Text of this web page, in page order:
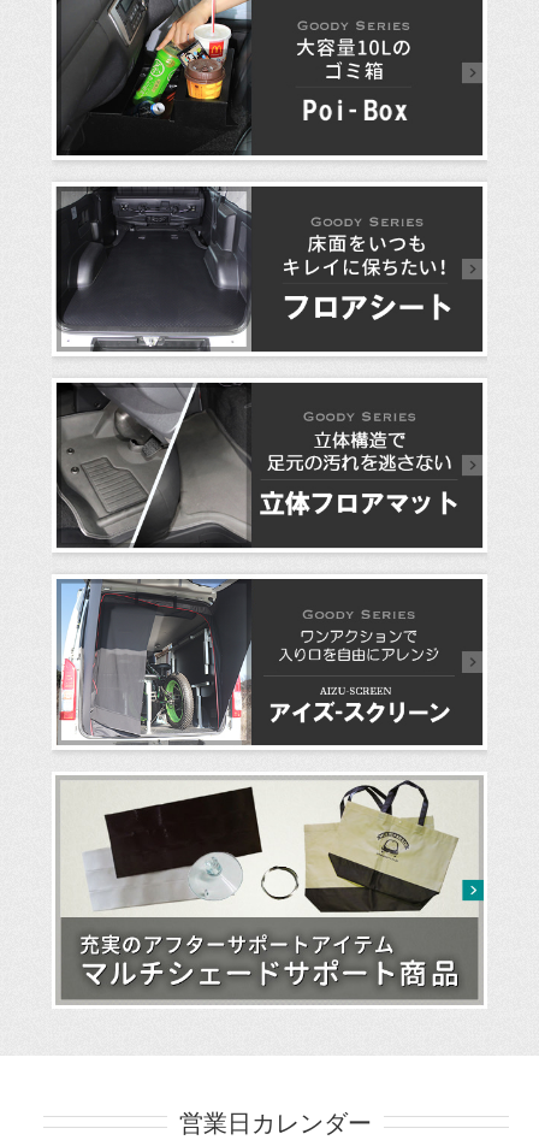
営業日カレンダー